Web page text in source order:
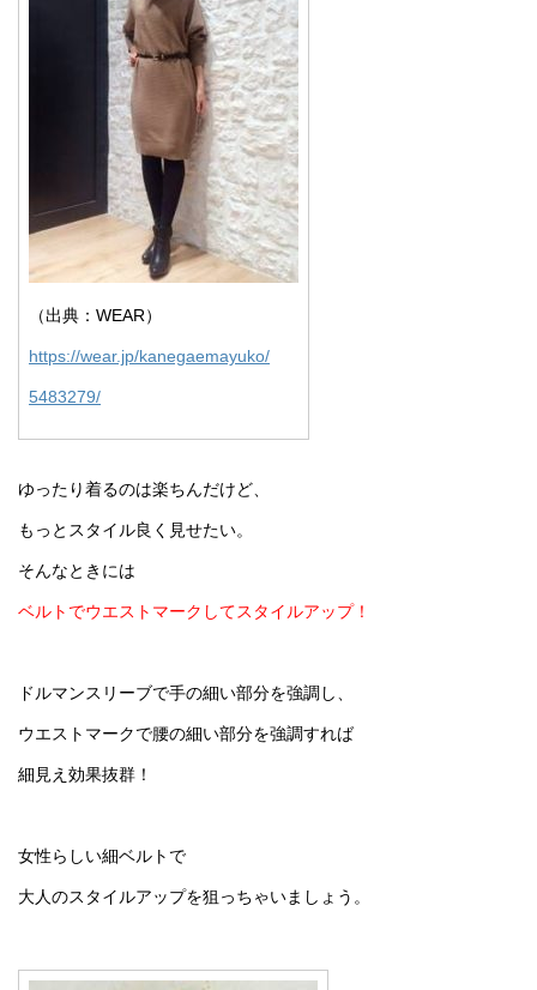
（出典：WEAR）
https://wear.jp/kanegaemayuko/
5483279/
ゆったり着るのは楽ちんだけど、
もっとスタイル良く見せたい。
そんなときには
ベルトでウエストマークしてスタイルアップ！
ドルマンスリーブで手の細い部分を強調し、
ウエストマークで腰の細い部分を強調すれば
細見え効果抜群！
女性らしい細ベルトで
大人のスタイルアップを狙っちゃいましょう。